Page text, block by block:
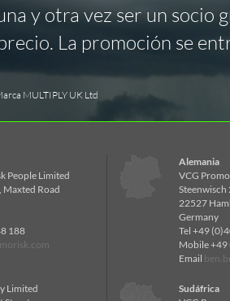
y otra vez ser un socio
La promoción se
MULTIPLY UK Ltd
People Limited
Road
188
Limited
Alemania
VCG
Steenwisch
22527
Germany
Tel +49
Mobile +49
Email
Sudáfrica